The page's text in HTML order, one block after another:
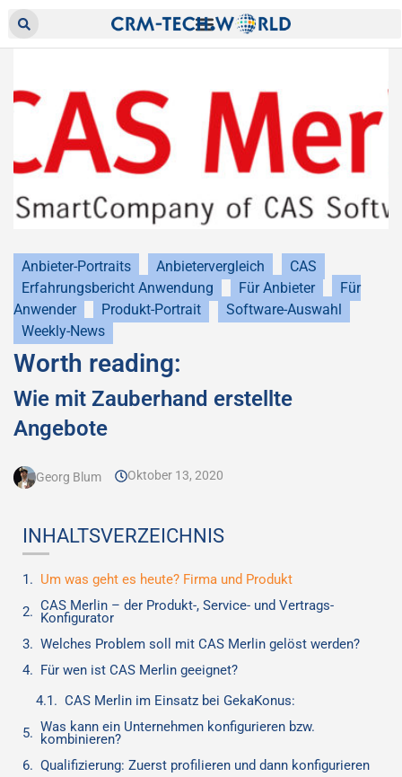
Anbieter-Portraits Anbietervergleich
CAS
Erfahrungsbericht Anwendung
Für Anbieter
Für
Anwender
Produkt-Portrait
Software-Auswahl
Weekly-News
Worth reading:
Wie mit Zauberhand erstellte
Angebote
Georg Blum Oktober 13, 2020
INHALTSVERZEICHNIS
Um was geht es heute? Firma und Produkt
CAS Merlin – der Produkt-, Service- und Vertrags-
Konfigurator
Welches Problem soll mit CAS Merlin gelöst werden?
Für wen ist CAS Merlin geeignet?
CAS Merlin im Einsatz bei GekaKonus:
Was kann ein Unternehmen konfigurieren bzw.
kombinieren?
Qualifizierung: Zuerst profilieren und dann konfigurieren